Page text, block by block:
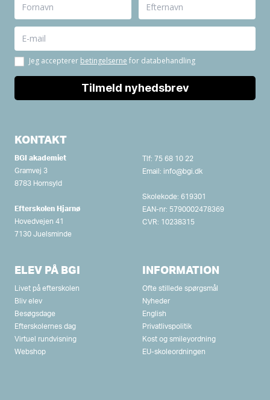
KONTAKT
BGI akademiet
Gramvej 3
8783 Hornsyld
Efterskolen Hjarnø
Hovedvejen 41
7130 Juelsminde
Tlf: 75 68 10 22
Email: info@bgi.dk
Skolekode: 619301
EAN-nr: 5790002478369
CVR: 10238315
ELEV PÅ BGI
Livet på efterskolen
Bliv elev
Besøgsdage
Efterskolernes dag
Virtuel rundvisning
Webshop
INFORMATION
Ofte stillede spørgsmål
Nyheder
English
Privatlivspolitik
Kost og smileyordning
EU-skoleordningen